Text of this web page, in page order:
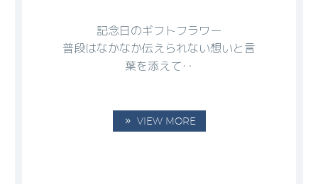
記念日のギフトフラワー
普段はなかなか伝えられない想いと言
葉を添えて‥
VIEW MORE